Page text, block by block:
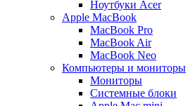
Ноутбуки Acer
Apple MacBook
MacBook Pro
MacBook Air
MacBook Neo
Компьютеры и мониторы
Мониторы
Системные блоки